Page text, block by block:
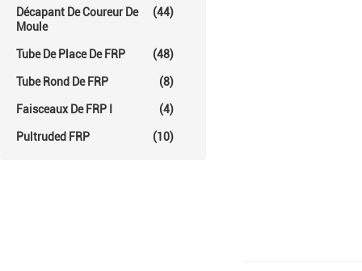
Décapant De Coureur De
Moule
(44)
Tube De Place De FRP (48)
Tube Rond De FRP (8)
Faisceaux De FRP I (4)
Pultruded FRP (10)